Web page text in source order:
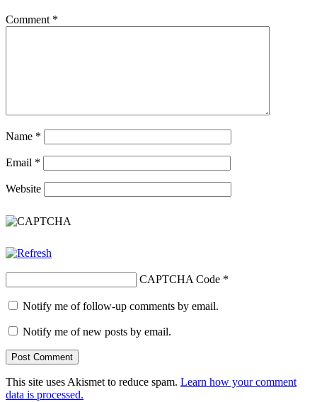
Comment *
Name *
Email *
Website
CAPTCHA Code *
Notify me of follow-up comments by email.
Notify me of new posts by email.
This site uses Akismet to reduce spam. Learn how your comment
data is processed.